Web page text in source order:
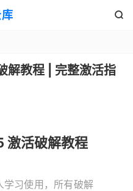

教程 | 完整激活指
活破解教程
学习使用，所有破解